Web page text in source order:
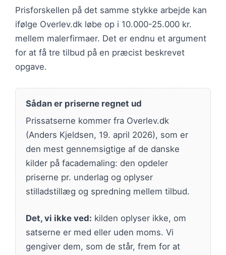
Prisforskellen på det samme stykke arbejde kan
ifølge Overlev.dk løbe op i 10.000-25.000 kr.
mellem malerfirmaer. Det er endnu et argument
for at få tre tilbud på en præcist beskrevet
opgave.
Sådan er priserne regnet ud
Prissatserne kommer fra Overlev.dk
(Anders Kjeldsen, 19. april 2026), som er
den mest gennemsigtige af de danske
kilder på facademaling: den opdeler
priserne pr. underlag og oplyser
stilladstillæg og spredning mellem tilbud.
Det, vi ikke ved: kilden oplyser ikke, om
satserne er med eller uden moms. Vi
gengiver dem, som de står, frem for at